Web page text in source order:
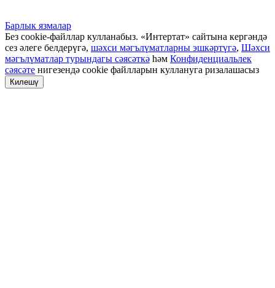
Барлык язмалар
Без cookie-файллар кулланабыз. «Интертат» сайтына кергәндә
сез әлеге белдерүгә, шәхси мәгълүматларны эшкәртүгә, Шәхси
мәгълүматлар турындагы сәясәткә һәм Конфиденциальлек
сәясәте нигезендә cookie файлларын куллануга ризалашасыз
Килешү